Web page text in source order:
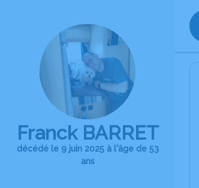
Franck BARRET
décédé le 9 juin 2025 à l'âge de 53
ans